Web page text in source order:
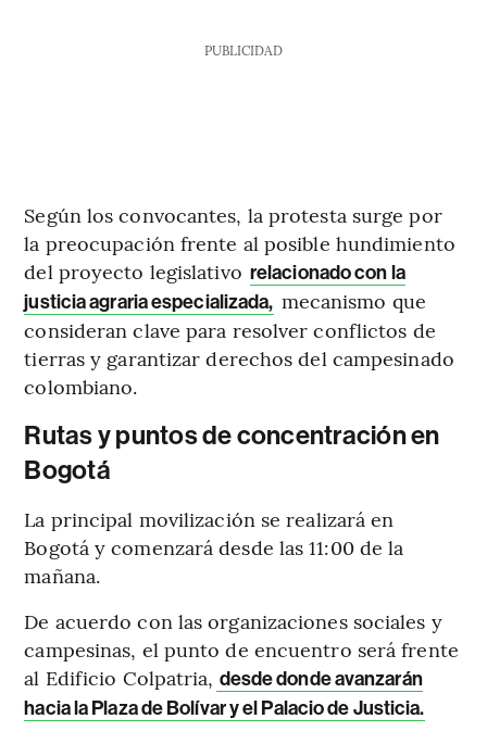
PUBLICIDAD
Según los convocantes, la protesta surge por
la preocupación frente al posible hundimiento
del proyecto legislativo relacionado con la
justicia agraria especializada, mecanismo que
consideran clave para resolver conflictos de
tierras y garantizar derechos del campesinado
colombiano.
Rutas y puntos de concentración en
Bogotá
La principal movilización se realizará en
Bogotá y comenzará desde las 11:00 de la
mañana.
De acuerdo con las organizaciones sociales y
campesinas, el punto de encuentro será frente
al Edificio Colpatria, desde donde avanzarán
hacia la Plaza de Bolívar y el Palacio de Justicia.